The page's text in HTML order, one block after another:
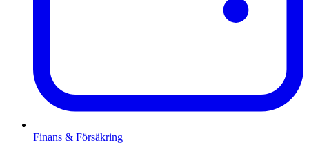
Finans & Försäkring